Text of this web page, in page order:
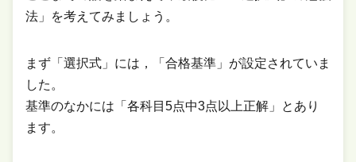
法」を考えてみましょう。
まず「選択式」には，「合格基準」が設定されていま
した。
基準のなかには「各科目5点中3点以上正解」とあり
ます。